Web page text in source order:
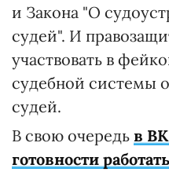
и Закона "О
судей". И
участвовать в
судебной системы
судей.
В свою очередь в
готовности